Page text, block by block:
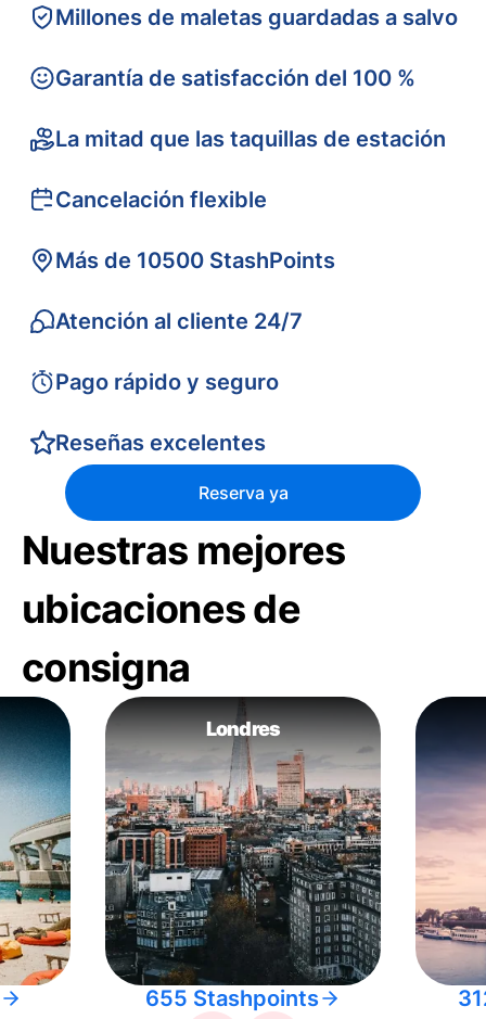
Millones de maletas guardadas a salvo
Garantía de satisfacción del 100 %
La mitad que las taquillas de estación
Cancelación flexible
Más de 10500 StashPoints
Atención al cliente 24/7
Pago rápido y seguro
Reseñas excelentes
Reserva ya
Nuestras mejores
ubicaciones de
consigna
Londres
655 Stashpoints